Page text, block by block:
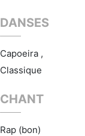
DANSES
Capoeira ,
Classique
CHANT
Rap (bon)